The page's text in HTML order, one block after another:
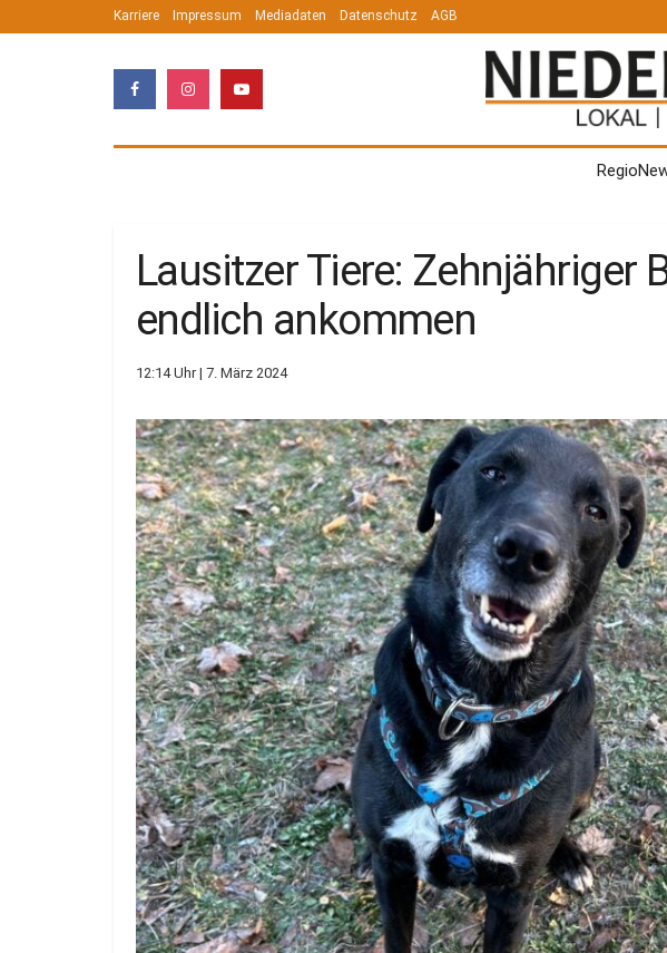
Karriere Impressum Mediadaten Datenschutz AGB
Lausitzer Tiere: Zehnjähriger
endlich ankommen
12:14 Uhr | 7. März 2024